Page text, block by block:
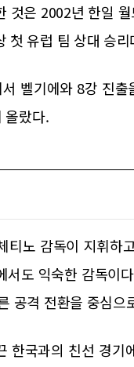
것은 2002년 한일
첫 유럽 팀 상대 승리
벨기에와 8강 진
올랐다.
티노 감독이 지휘하
도 익숙한 감독이
공격 전환을 중심으
한국과의 친선 경기